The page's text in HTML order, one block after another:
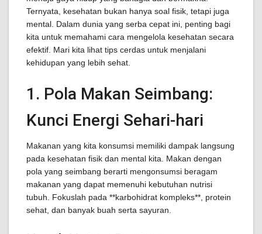
Ternyata, kesehatan bukan hanya soal fisik, tetapi juga
mental. Dalam dunia yang serba cepat ini, penting bagi
kita untuk memahami cara mengelola kesehatan secara
efektif. Mari kita lihat tips cerdas untuk menjalani
kehidupan yang lebih sehat.
1. Pola Makan Seimbang:
Kunci Energi Sehari-hari
Makanan yang kita konsumsi memiliki dampak langsung
pada kesehatan fisik dan mental kita. Makan dengan
pola yang seimbang berarti mengonsumsi beragam
makanan yang dapat memenuhi kebutuhan nutrisi
tubuh. Fokuslah pada **karbohidrat kompleks**, protein
sehat, dan banyak buah serta sayuran.